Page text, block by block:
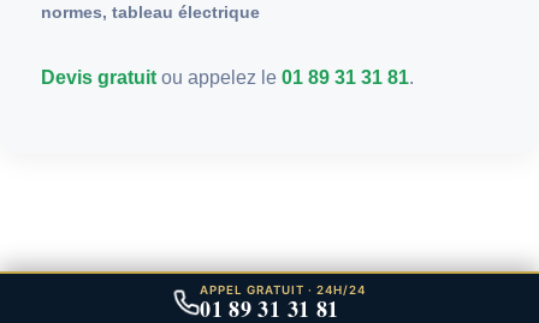
APPEL GRATUIT · 24H/24
01 89 31 31 81
normes, tableau électrique
Devis gratuit ou appelez le 01 89 31 31 81.